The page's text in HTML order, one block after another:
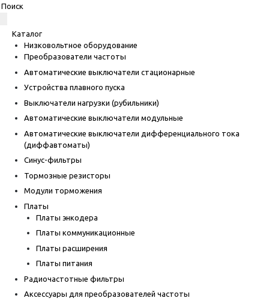
Каталог
Низковольтное оборудование
Преобразователи частоты
Автоматические выключатели стационарные
Устройства плавного пуска
Выключатели нагрузки (рубильники)
Автоматические выключатели модульные
Автоматические выключатели дифференциального тока
(диффавтоматы)
Синус-фильтры
Тормозные резисторы
Модули торможения
Платы
Платы энкодера
Платы коммуникационные
Платы расширения
Платы питания
Радиочастотные фильтры
Аксессуары для преобразователей частоты